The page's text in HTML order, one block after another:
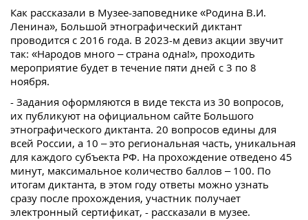
Как рассказали в Музее-заповеднике «Родина В.И.
Ленина», Большой этнографический диктант
проводится с 2016 года. В 2023-м девиз акции звучит
так: «Народов много – страна одна!», проходить
мероприятие будет в течение пяти дней с 3 по 8
ноября.
- Задания оформляются в виде текста из 30 вопросов,
их публикуют на официальном сайте Большого
этнографического диктанта. 20 вопросов едины для
всей России, а 10 – это региональная часть, уникальная
для каждого субъекта РФ. На прохождение отведено 45
минут, максимальное количество баллов – 100. По
итогам диктанта, в этом году ответы можно узнать
сразу после прохождения, участник получает
электронный сертификат, - рассказали в музее.